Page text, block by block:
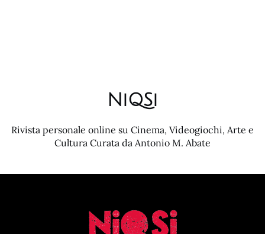
NiQSi
Rivista personale online su Cinema, Videogiochi, Arte e
Cultura Curata da Antonio M. Abate